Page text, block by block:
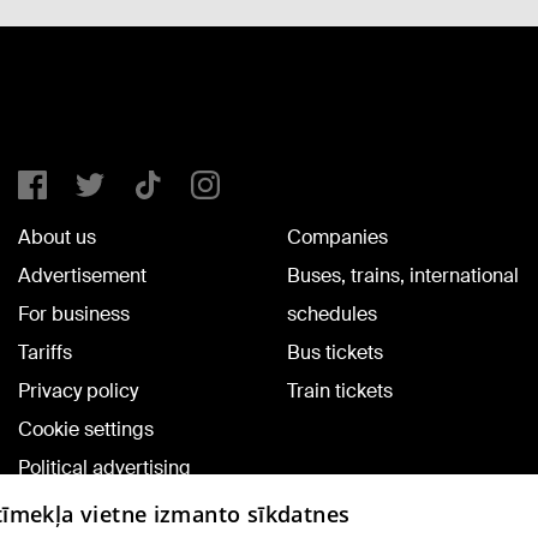
About us
Advertisement
For business
Tariffs
Privacy policy
Cookie settings
Political advertising
Cookie policy
Companies
Buses, trains, international
schedules
Bus tickets
Train tickets
vietne izmanto sīkdatnes